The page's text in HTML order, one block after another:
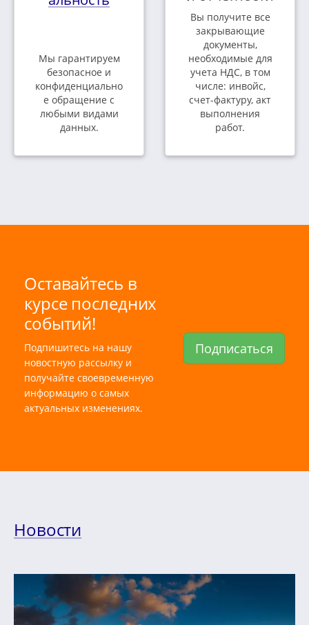
Мы гарантируем
безопасное и
конфиденциально
е обращение с
любыми видами
данных.
Вы получите все
закрывающие
документы,
необходимые для
учета НДС, в том
числе: инвойс,
счет-фактуру, акт
выполнения
работ.
Оставайтесь в
курсе последних
событий!
Подпишитесь на нашу
новостную рассылку и
получайте своевременную
информацию о самых
актуальных изменениях.
Подписаться
Новости